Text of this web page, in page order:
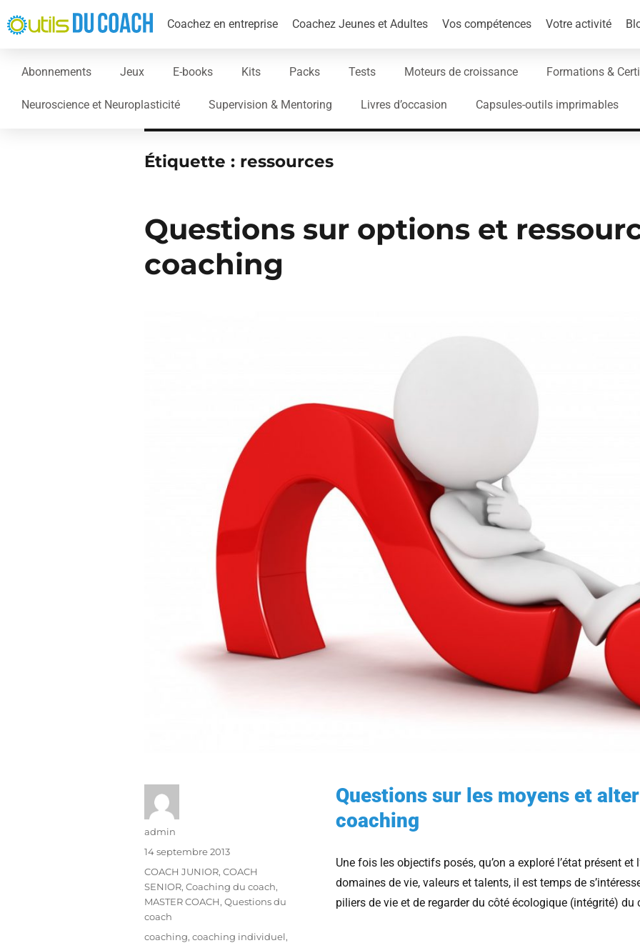
Coachez en entreprise Coachez Jeunes et Adultes Vos compétences Votre activité
Abonnements Jeux E-books Kits Packs Tests Moteurs de croissance Formations &
Neuroscience et Neuroplasticité Supervision & Mentoring Livres d’occasion Capsules-outils imprimables
Étiquette : ressources
Questions sur options et
coaching
Questions sur les moyens et
coaching
Une fois les objectifs posés, qu’on a exploré l’état présent et
domaines de vie, valeurs et talents, il est temps de
piliers de vie et de regarder du côté écologique (intégrité) du
admin
14 septembre 2013
COACH JUNIOR, COACH
SENIOR, Coaching du coach,
MASTER COACH, Questions du
coach
coaching, coaching individuel,